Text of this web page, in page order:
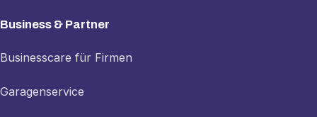
Business & Partner
Businesscare für Firmen
Garagenservice